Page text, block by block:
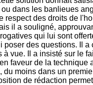
dans les banlieues
respect des droits de
il a souligné,
qui lui sont
des questions. Il
vue. Il a insisté sur le
faveur de la
du moins dans un
de rédaction